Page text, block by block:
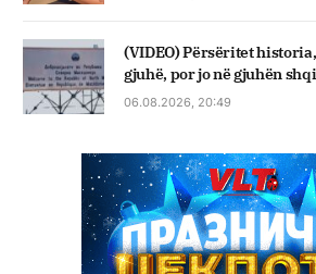
(VIDEO) Përsëritet
gjuhë, por jo në gjuhën
06.08.2026, 20:49